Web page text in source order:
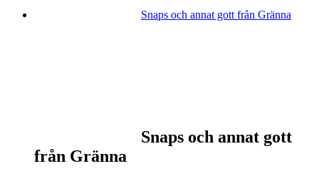
Snaps och annat gott från Gränna
Snaps och annat gott
från Gränna